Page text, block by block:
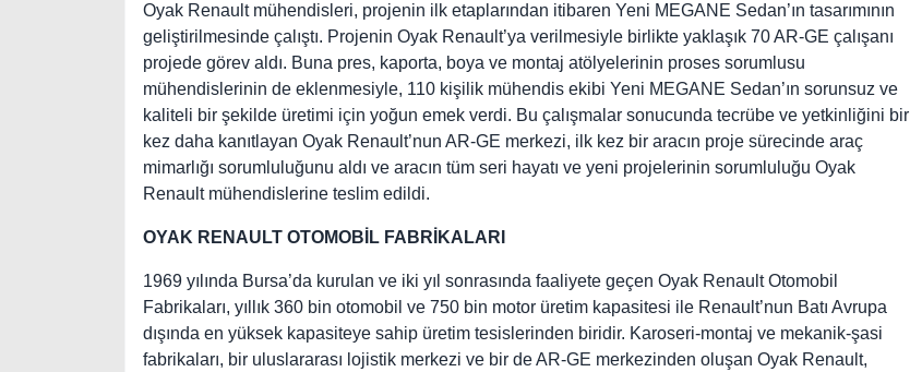
Oyak Renault mühendisleri, projenin ilk etaplarından itibaren Yeni MEGANE Sedan’ın tasarımının
geliştirilmesinde çalıştı. Projenin Oyak Renault’ya verilmesiyle birlikte yaklaşık 70 AR-GE çalışanı
projede görev aldı. Buna pres, kaporta, boya ve montaj atölyelerinin proses sorumlusu
mühendislerinin de eklenmesiyle, 110 kişilik mühendis ekibi Yeni MEGANE Sedan’ın sorunsuz ve
kaliteli bir şekilde üretimi için yoğun emek verdi. Bu çalışmalar sonucunda tecrübe ve yetkinliğini bir
kez daha kanıtlayan Oyak Renault’nun AR-GE merkezi, ilk kez bir aracın proje sürecinde araç
mimarlığı sorumluluğunu aldı ve aracın tüm seri hayatı ve yeni projelerinin sorumluluğu Oyak
Renault mühendislerine teslim edildi.
OYAK RENAULT OTOMOBİL FABRİKALARI
1969 yılında Bursa’da kurulan ve iki yıl sonrasında faaliyete geçen Oyak Renault Otomobil
Fabrikaları, yıllık 360 bin otomobil ve 750 bin motor üretim kapasitesi ile Renault’nun Batı Avrupa
dışında en yüksek kapasiteye sahip üretim tesislerinden biridir. Karoseri-montaj ve mekanik-şasi
fabrikaları, bir uluslararası lojistik merkezi ve bir de AR-GE merkezinden oluşan Oyak Renault,